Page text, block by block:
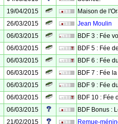
19/04/2015
Maison de
26/03/2015
Jean Moulin
06/03/2015
BDF 3 : Fée
06/03/2015
BDF 5 : Fée
06/03/2015
BDF 6 : Fée
06/03/2015
BDF 7 : Fée
06/03/2015
BDF 9 : Fée
06/03/2015
BDF 10 : Fée
06/03/2015
BDF Bonus :
21/02/2015
Remue-